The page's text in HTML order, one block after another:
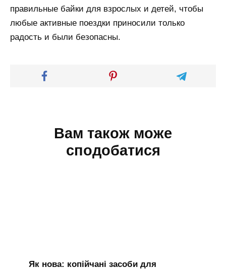
правильные байки для взрослых и детей, чтобы
любые активные поездки приносили только
радость и были безопасны.
Вам також може
сподобатися
Як нова: копійчані засоби для